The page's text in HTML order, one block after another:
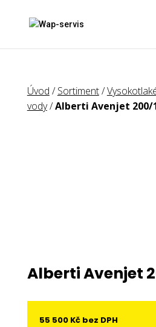
Úvod /Sortiment/
vody/Alberti Avenjet 200/
Alberti Avenjet
55 500 Kčbez DPH